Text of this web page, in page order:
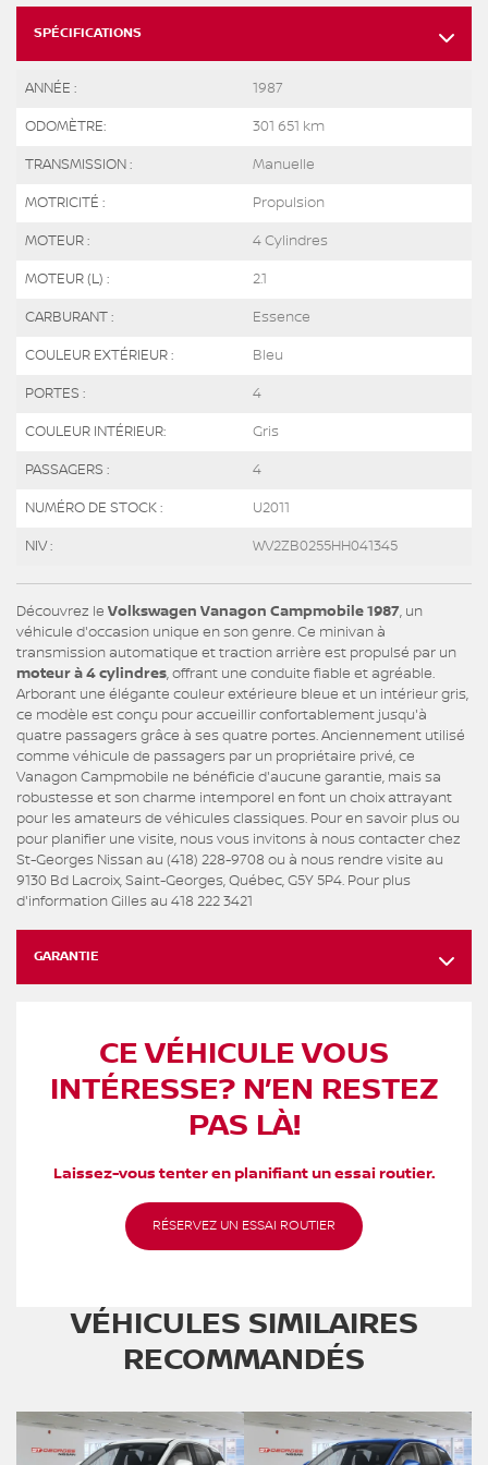
SPÉCIFICATIONS
ANNÉE : 1987
ODOMÈTRE: 301 651 km
TRANSMISSION : Manuelle
MOTRICITÉ : Propulsion
MOTEUR : 4 Cylindres
MOTEUR (L) : 2.1
CARBURANT : Essence
COULEUR EXTÉRIEUR : Bleu
PORTES : 4
COULEUR INTÉRIEUR: Gris
PASSAGERS : 4
NUMÉRO DE STOCK : U2011
NIV : WV2ZB0255HH041345
Découvrez le Volkswagen Vanagon Campmobile 1987, un
véhicule d'occasion unique en son genre. Ce minivan à
transmission automatique et traction arrière est propulsé par un
moteur à 4 cylindres, offrant une conduite fiable et agréable.
Arborant une élégante couleur extérieure bleue et un intérieur gris,
ce modèle est conçu pour accueillir confortablement jusqu'à
quatre passagers grâce à ses quatre portes. Anciennement utilisé
comme véhicule de passagers par un propriétaire privé, ce
Vanagon Campmobile ne bénéficie d'aucune garantie, mais sa
robustesse et son charme intemporel en font un choix attrayant
pour les amateurs de véhicules classiques. Pour en savoir plus ou
pour planifier une visite, nous vous invitons à nous contacter chez
St-Georges Nissan au (418) 228-9708 ou à nous rendre visite au
9130 Bd Lacroix, Saint-Georges, Québec, G5Y 5P4. Pour plus
d'information Gilles au 418 222 3421
GARANTIE
CE VÉHICULE VOUS
INTÉRESSE? N’EN RESTEZ
PAS LÀ!
Laissez-vous tenter en planifiant un essai routier.
RÉSERVEZ UN ESSAI ROUTIER
VÉHICULES SIMILAIRES
RECOMMANDÉS